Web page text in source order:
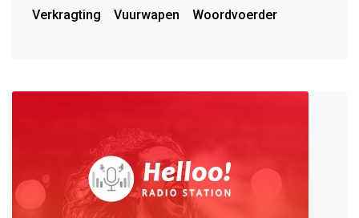
Verkragting
Vuurwapen Woordvoerder